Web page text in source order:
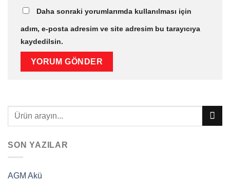
Daha sonraki yorumlarımda kullanılması için
adım, e-posta adresim ve site adresim bu tarayıcıya
kaydedilsin.
SON YAZILAR
AGM Akü